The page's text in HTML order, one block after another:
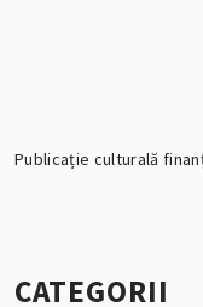
Publicație culturală
CATEGORII